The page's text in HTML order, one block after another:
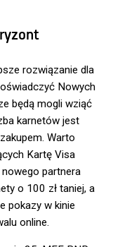
rozwiązanie dla
Nowych
będą mogli wziąć
karnetów jest
Warto
Kartę Visa
partnera
o 100 zł taniej, a
pokazy w kinie
online.